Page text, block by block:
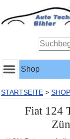
Shop
STARTSEITE > SHOP
Fiat 124